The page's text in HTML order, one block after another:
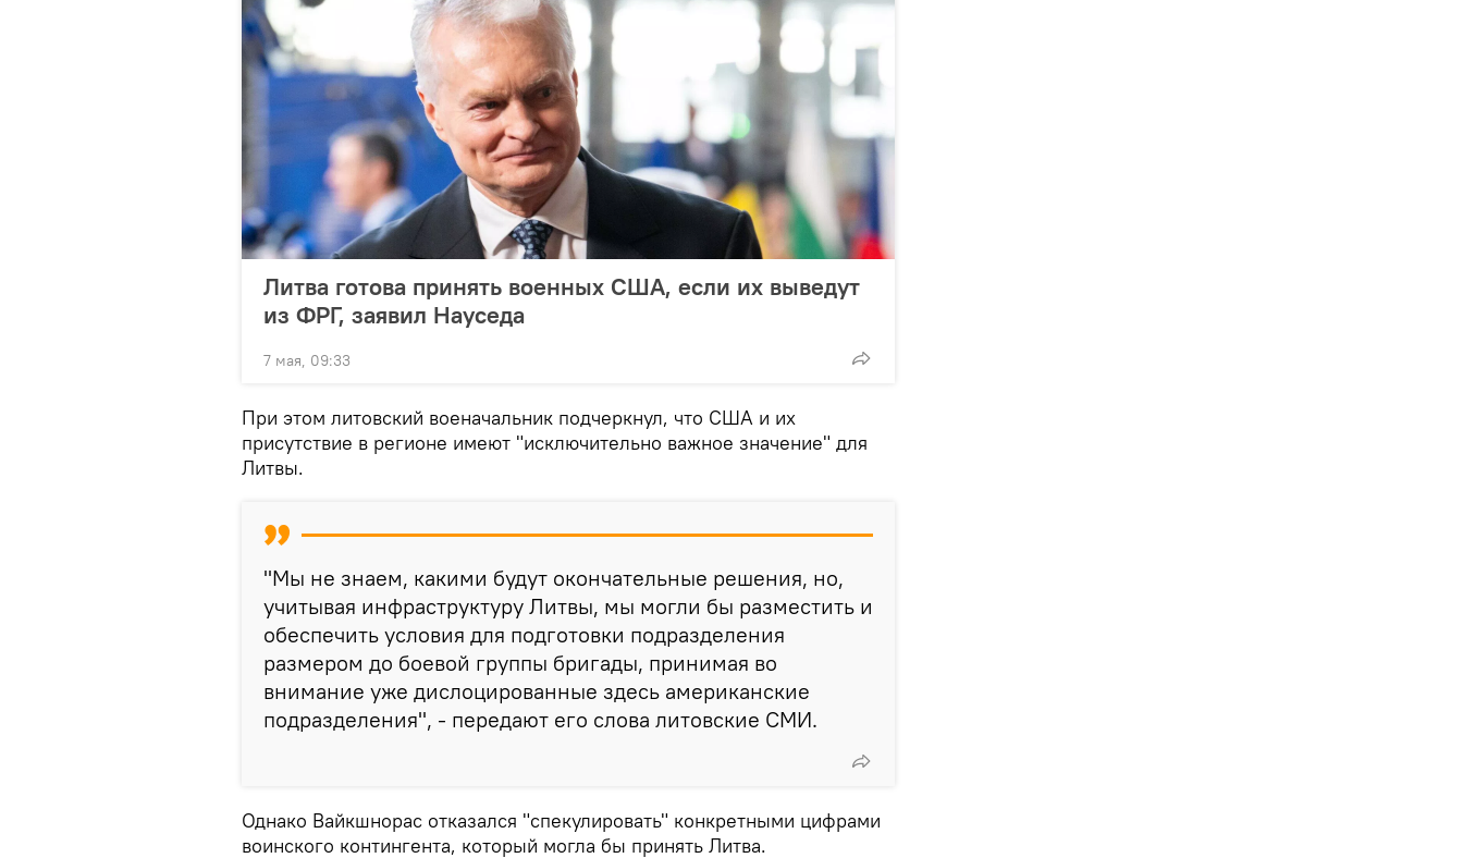
Литва готова принять военных США, если их выведут
из ФРГ, заявил Науседа
7 мая, 09:33
При этом литовский военачальник подчеркнул, что США и их
присутствие в регионе имеют "исключительно важное значение" для
Литвы.
"Мы не знаем, какими будут окончательные решения, но,
учитывая инфраструктуру Литвы, мы могли бы разместить и
обеспечить условия для подготовки подразделения
размером до боевой группы бригады, принимая во
внимание уже дислоцированные здесь американские
подразделения", - передают его слова литовские СМИ.
Однако Вайкшнорас отказался "спекулировать" конкретными цифрами
воинского контингента, который могла бы принять Литва.